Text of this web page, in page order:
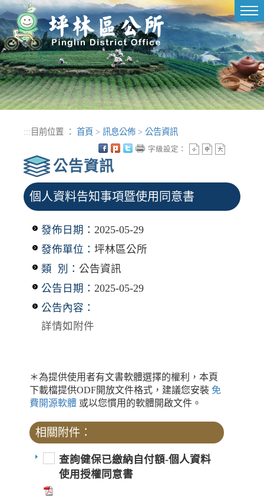
進入內容區塊
::: 目前位置 ： 首頁 > 訊息公佈 > 公告資訊
公告資訊
字級設定：
個人資料告知事項暨使用同意書
發佈日期： 2025-05-29
發佈單位： 坪林區公所
類 別： 公告資訊
公告日期： 2025-05-29
公告內容：
詳情如附件
＊為提供使用者有文書軟體選擇的權利，本頁
下載檔提供ODF開放文件格式，建議您安裝 免
費開源軟體 或以您慣用的軟體開啟文件。
相關附件：
查詢健保已繳納自付額-個人資料
使用授權同意書